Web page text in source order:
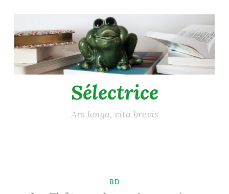
au
contenu
principal
Sélectrice
Ars longa, vita brevis
BD